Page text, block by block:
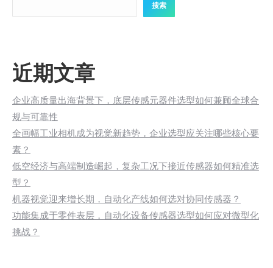
搜索
近期文章
企业高质量出海背景下，底层传感元器件选型如何兼顾全球合
规与可靠性
全画幅工业相机成为视觉新趋势，企业选型应关注哪些核心要
素？
低空经济与高端制造崛起，复杂工况下接近传感器如何精准选
型？
机器视觉迎来增长期，自动化产线如何选对协同传感器？
功能集成于零件表层，自动化设备传感器选型如何应对微型化
挑战？